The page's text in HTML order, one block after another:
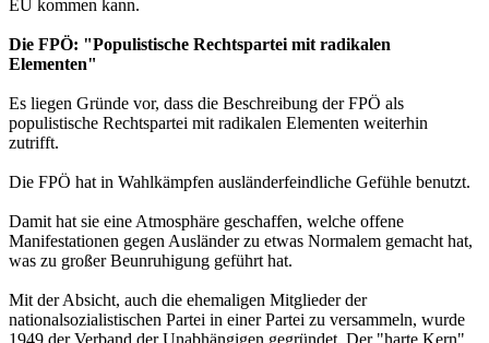
EU kommen kann.
Die FPÖ: "Populistische Rechtspartei mit radikalen
Elementen"
Es liegen Gründe vor, dass die Beschreibung der FPÖ als
populistische Rechtspartei mit radikalen Elementen weiterhin
zutrifft.
Die FPÖ hat in Wahlkämpfen ausländerfeindliche Gefühle benutzt.
Damit hat sie eine Atmosphäre geschaffen, welche offene
Manifestationen gegen Ausländer zu etwas Normalem gemacht hat,
was zu großer Beunruhigung geführt hat.
Mit der Absicht, auch die ehemaligen Mitglieder der
nationalsozialistischen Partei in einer Partei zu versammeln, wurde